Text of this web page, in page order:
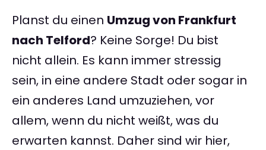
Planst du einen Umzug von Frankfurt
nach Telford? Keine Sorge! Du bist
nicht allein. Es kann immer stressig
sein, in eine andere Stadt oder sogar in
ein anderes Land umzuziehen, vor
allem, wenn du nicht weißt, was du
erwarten kannst. Daher sind wir hier,